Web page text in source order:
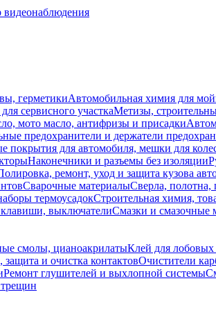
видеонаблюдения
герметикиАвтомобильная химия для
сервисного участкаМетизы,
мото масло, антифризы и присадки
предохранители и держатели
покрытия для автомобиля, мешки для
Наконечники и разъемы без изоляции
ремонт, уход и защита кузова
Сварочные материалыСверла,
термоусадокСтроительная химия,
выключателиСмазки и смазочные
смолы, цианоакрилатыКлей для лобовых
и очистка контактовОчистители
Ремонт глушителей и выхлопной системы